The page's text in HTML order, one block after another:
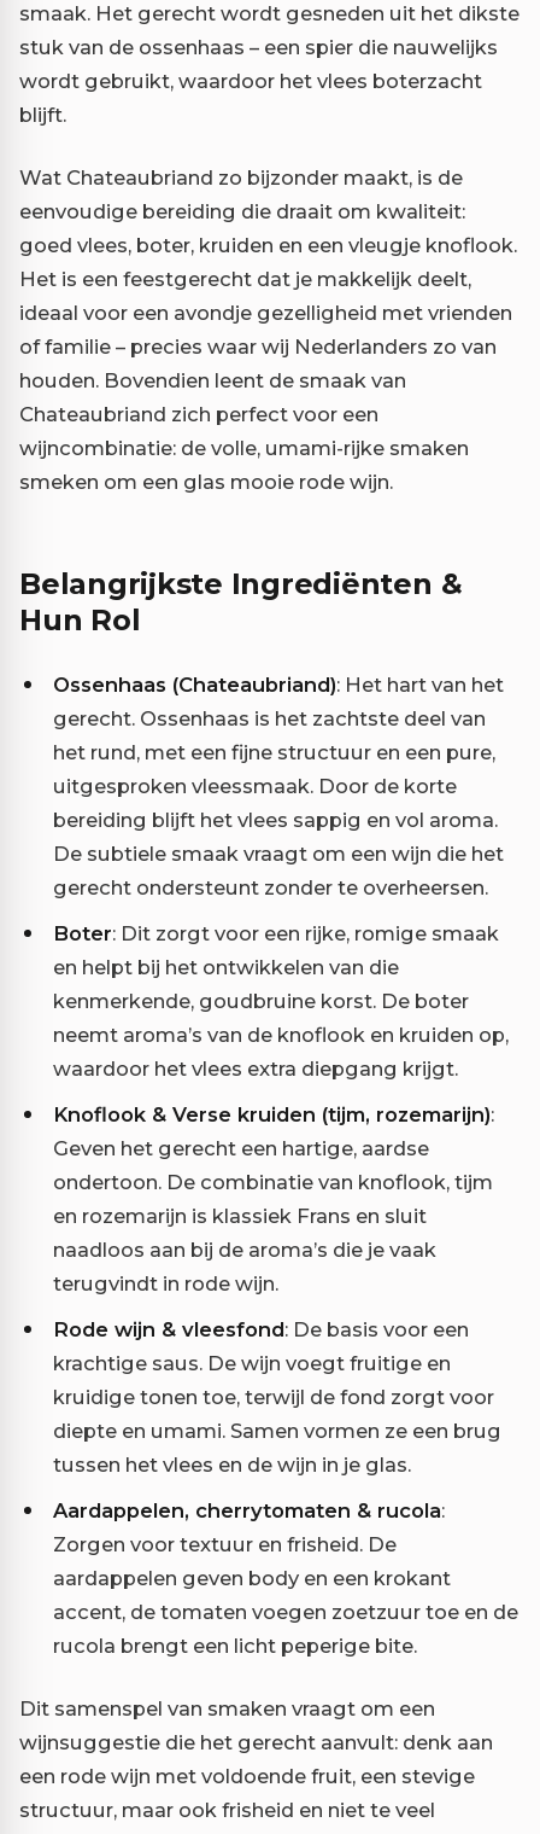
smaak. Het gerecht wordt gesneden uit het dikste
stuk van de ossenhaas – een spier die nauwelijks
wordt gebruikt, waardoor het vlees boterzacht
blijft.
Wat Chateaubriand zo bijzonder maakt, is de
eenvoudige bereiding die draait om kwaliteit:
goed vlees, boter, kruiden en een vleugje knoflook.
Het is een feestgerecht dat je makkelijk deelt,
ideaal voor een avondje gezelligheid met vrienden
of familie – precies waar wij Nederlanders zo van
houden. Bovendien leent de smaak van
Chateaubriand zich perfect voor een
wijncombinatie: de volle, umami-rijke smaken
smeken om een glas mooie rode wijn.
Belangrijkste Ingrediënten &
Hun Rol
Ossenhaas (Chateaubriand): Het hart van het
gerecht. Ossenhaas is het zachtste deel van
het rund, met een fijne structuur en een pure,
uitgesproken vleessmaak. Door de korte
bereiding blijft het vlees sappig en vol aroma.
De subtiele smaak vraagt om een wijn die het
gerecht ondersteunt zonder te overheersen.
Boter: Dit zorgt voor een rijke, romige smaak
en helpt bij het ontwikkelen van die
kenmerkende, goudbruine korst. De boter
neemt aroma’s van de knoflook en kruiden op,
waardoor het vlees extra diepgang krijgt.
Knoflook & Verse kruiden (tijm, rozemarijn):
Geven het gerecht een hartige, aardse
ondertoon. De combinatie van knoflook, tijm
en rozemarijn is klassiek Frans en sluit
naadloos aan bij de aroma’s die je vaak
terugvindt in rode wijn.
Rode wijn & vleesfond: De basis voor een
krachtige saus. De wijn voegt fruitige en
kruidige tonen toe, terwijl de fond zorgt voor
diepte en umami. Samen vormen ze een brug
tussen het vlees en de wijn in je glas.
Aardappelen, cherrytomaten & rucola:
Zorgen voor textuur en frisheid. De
aardappelen geven body en een krokant
accent, de tomaten voegen zoetzuur toe en de
rucola brengt een licht peperige bite.
Dit samenspel van smaken vraagt om een
wijnsuggestie die het gerecht aanvult: denk aan
een rode wijn met voldoende fruit, een stevige
structuur, maar ook frisheid en niet te veel